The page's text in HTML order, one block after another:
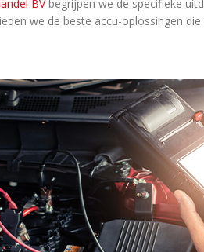
BVbegrijpen we de specifieke
we de beste accu-oplossingen